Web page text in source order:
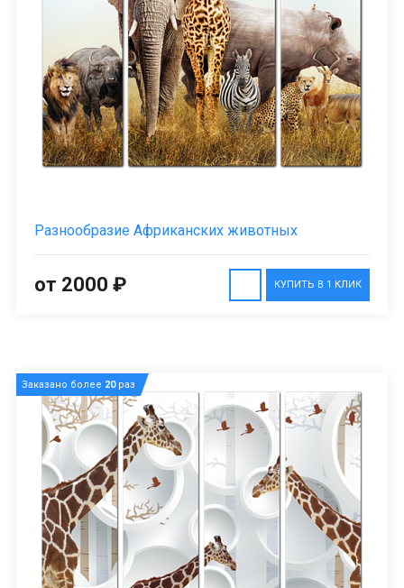
Разнообразие Африканских животных
КУПИТЬ В 1 КЛИК
от 2000 ₽
Заказано более 20раз